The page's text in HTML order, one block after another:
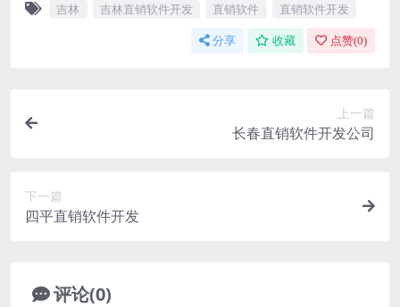
吉林 吉林直销软件开发 直销软件 直销软件开发
分享 收藏 点赞(0)
上一篇
长春直销软件开发公司
下一篇
四平直销软件开发
评论(0)